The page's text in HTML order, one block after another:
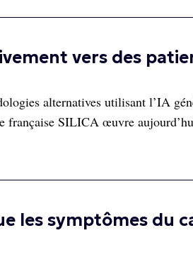
vers des
alternatives utilisant l’IA
française SILICA œuvre
les symptômes du